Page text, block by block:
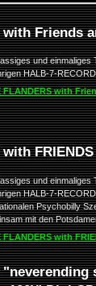
with Friends
und einmaliges
HALB-7-
FLANDERS with
with
und einmaliges
HALB-7-
Psychobilly
mit den
FLANDERS with